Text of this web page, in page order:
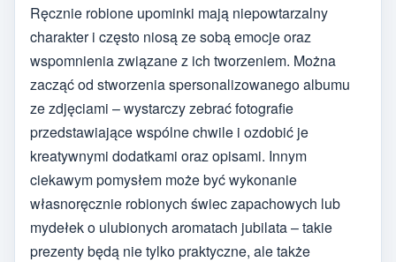
Ręcznie robione upominki mają niepowtarzalny
charakter i często niosą ze sobą emocje oraz
wspomnienia związane z ich tworzeniem. Można
zacząć od stworzenia spersonalizowanego albumu
ze zdjęciami – wystarczy zebrać fotografie
przedstawiające wspólne chwile i ozdobić je
kreatywnymi dodatkami oraz opisami. Innym
ciekawym pomysłem może być wykonanie
własnoręcznie robionych świec zapachowych lub
mydełek o ulubionych aromatach jubilata – takie
prezenty będą nie tylko praktyczne, ale także